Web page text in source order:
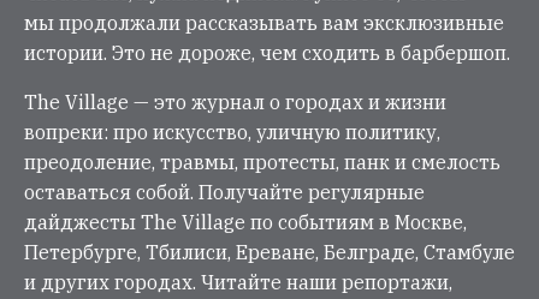
мы продолжали рассказывать вам эксклюзивные
истории. Это не дороже, чем сходить в барбершоп.
The Village — это журнал о городах и жизни
вопреки: про искусство, уличную политику,
преодоление, травмы, протесты, панк и смелость
оставаться собой. Получайте регулярные
дайджесты The Village по событиям в Москве,
Петербурге, Тбилиси, Ереване, Белграде, Стамбуле
и других городах. Читайте наши репортажи,